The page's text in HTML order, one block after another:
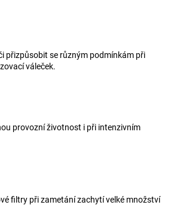
přizpůsobit se různým podmínkám při
váleček.
provozní životnost i při intenzivním
filtry při zametání zachytí velké množství